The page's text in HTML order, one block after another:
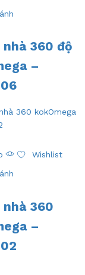
nhà 360 độ
–
Wishlist
nhà 360
–